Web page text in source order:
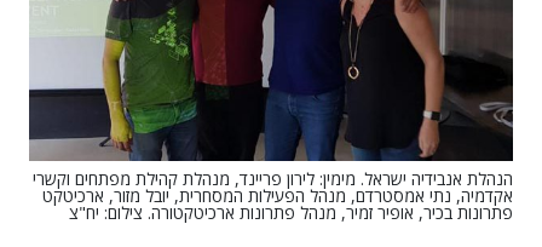
הנהלת אנבידיה ישראל. מימין: לירון פריינד, מנהלת קהילת מפתחים וקשרי
אקדמיה, נתי אמסטרדם, מנהל הפעילות המסחרית, יובל מזור, ארכיטקט
פתרונות בכיר, אופיר זמיר, מנהל פתרונות ארכיטקטורה. צילום: יח"צ